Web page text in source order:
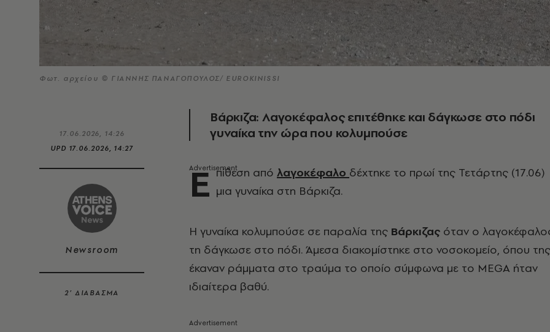
Φωτ. αρχείου © ΓΙΑΝΝΗΣ ΠΑΝΑΓΟΠΟΥΛΟΣ/ EUROKINISSI
17.06.2026, 14:26
UPD 17.06.2026, 14:27
Newsroom
2’ ΔΙΑΒΑΣΜΑ
Βάρκιζα: Λαγοκέφαλος επιτέθηκε και δάγκωσε στο πόδι
γυναίκα την ώρα που κολυμπούσε
Ε πίθεση από λαγοκέφαλο δέχτηκε το πρωί της Τετάρτης (17.06)
μια γυναίκα στη Βάρκιζα.
Η γυναίκα κολυμπούσε σε παραλία της Βάρκιζας όταν ο
τη δάγκωσε στο πόδι. Άμεσα διακομίστηκε στο νοσοκομείο, όπου της
έκαναν ράμματα στο τραύμα το οποίο σύμφωνα με το MEGA ήταν
ιδιαίτερα βαθύ.